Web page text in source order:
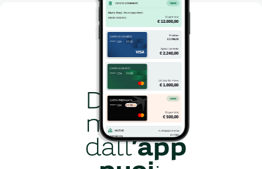
Diretta
mente
dall’app